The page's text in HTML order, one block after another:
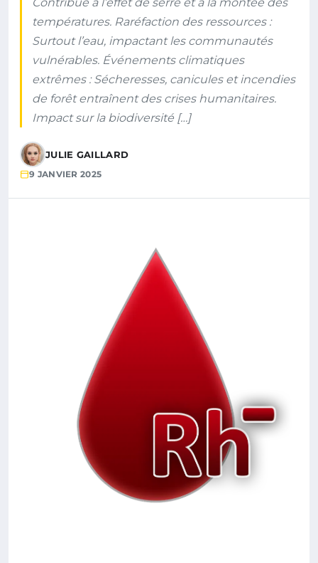
températures. Raréfaction des ressources :
Surtout l’eau, impactant les communautés
vulnérables. Événements climatiques
extrêmes : Sécheresses, canicules et incendies
de forêt entraînent des crises humanitaires.
Impact sur la biodiversité […]
JULIE GAILLARD
9 JANVIER 2025